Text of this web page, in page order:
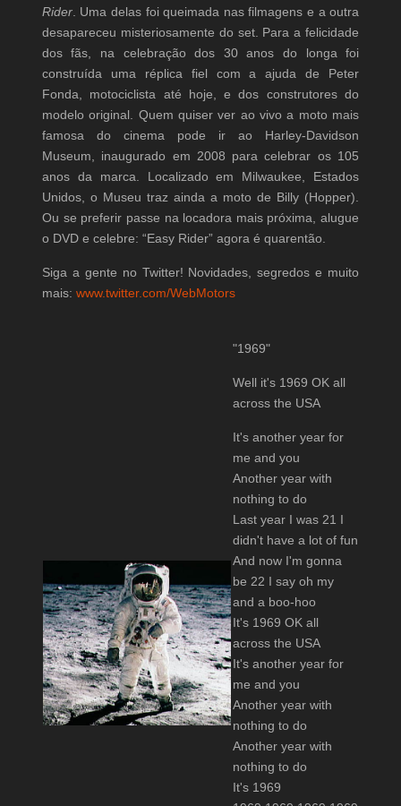
Rider. Uma delas foi queimada nas filmagens e a outra
desapareceu misteriosamente do set. Para a felicidade
dos fãs, na celebração dos 30 anos do longa foi
construída uma réplica fiel com a ajuda de Peter
Fonda, motociclista até hoje, e dos construtores do
modelo original. Quem quiser ver ao vivo a moto mais
famosa do cinema pode ir ao Harley-Davidson
Museum, inaugurado em 2008 para celebrar os 105
anos da marca. Localizado em Milwaukee, Estados
Unidos, o Museu traz ainda a moto de Billy (Hopper).
Ou se preferir passe na locadora mais próxima, alugue
o DVD e celebre: “Easy Rider” agora é quarentão.
Siga a gente no Twitter! Novidades, segredos e muito
mais: www.twitter.com/WebMotors
"1969"
Well it's 1969 OK all
across the USA
It's another year for
me and you
Another year with
nothing to do
Last year I was 21 I
didn't have a lot of fun
And now I'm gonna
be 22 I say oh my
and a boo-hoo
It's 1969 OK all
across the USA
It's another year for
me and you
Another year with
nothing to do
Another year with
nothing to do
It's 1969